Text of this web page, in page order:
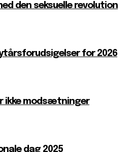
den seksuelle revolution
for 2026
ikke modsætninger
dag 2025